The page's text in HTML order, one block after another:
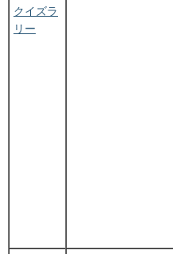
クイズラ
リー